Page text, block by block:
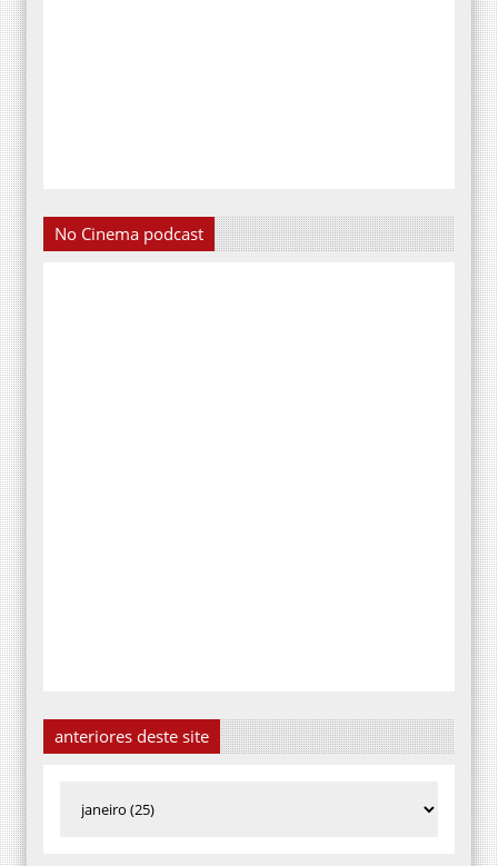
No Cinema podcast
anteriores deste site